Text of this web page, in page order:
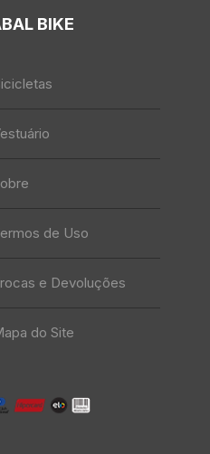
BIKE
de Uso
e Devoluções
do Site